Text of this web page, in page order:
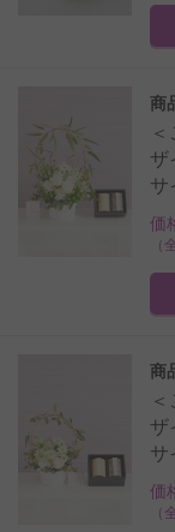
商
ザ
サ
価
（
商
ザ
サ
価
（